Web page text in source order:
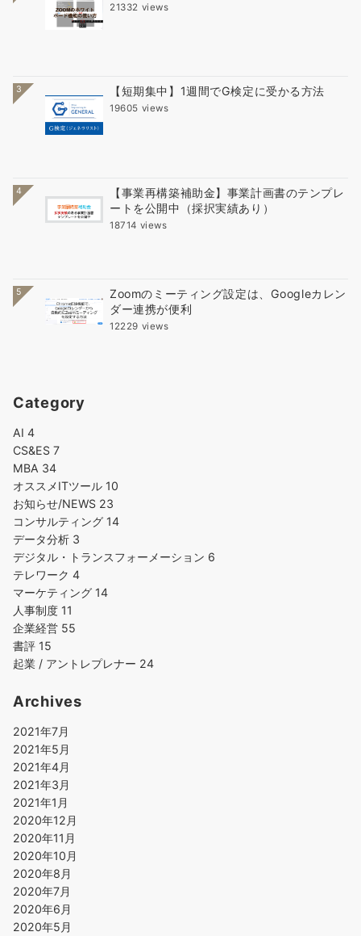
21332 views
3 【短期集中】1週間でG検定に受かる方法
19605 views
4
【事業再構築補助金】事業計画書のテンプレ
ートを公開中（採択実績あり）
18714 views
5
Zoomのミーティング設定は、Googleカレン
ダー連携が便利
12229 views
Category
AI 4
CS&ES 7
MBA 34
オススメITツール 10
お知らせ/NEWS 23
コンサルティング 14
データ分析 3
デジタル・トランスフォーメーション 6
テレワーク 4
マーケティング 14
人事制度 11
企業経営 55
書評 15
起業 / アントレプレナー 24
Archives
2021年7月
2021年5月
2021年4月
2021年3月
2021年1月
2020年12月
2020年11月
2020年10月
2020年8月
2020年7月
2020年6月
2020年5月